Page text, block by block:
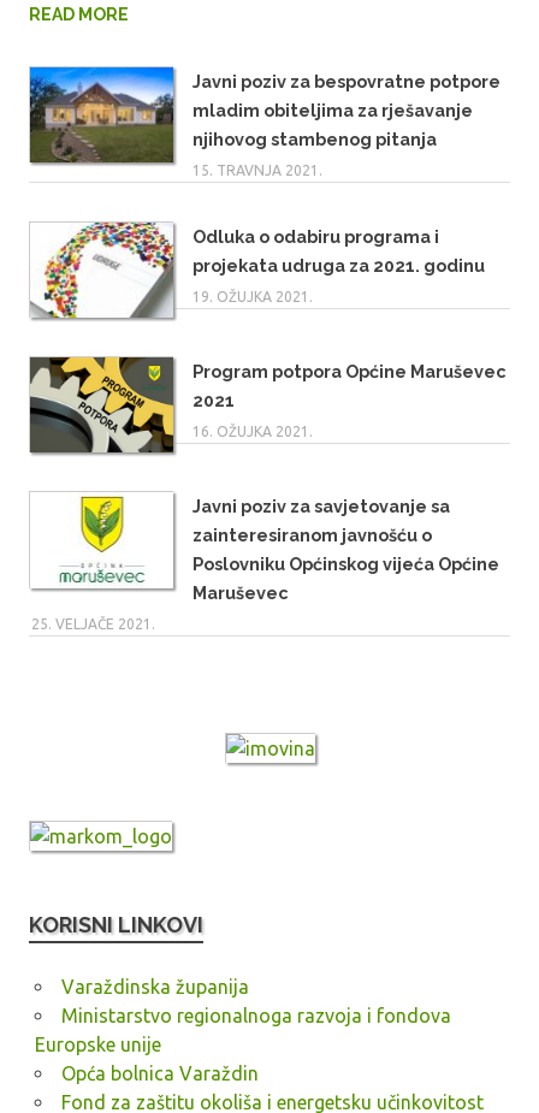
READ MORE
Javni poziv za bespovratne potpore
mladim obiteljima za rješavanje
njihovog stambenog pitanja
15. TRAVNJA 2021.
Odluka o odabiru programa i
projekata udruga za 2021. godinu
19. OŽUJKA 2021.
Program potpora Općine Maruševec
2021
16. OŽUJKA 2021.
Javni poziv za savjetovanje sa
zainteresiranom javnošću o
Poslovniku Općinskog vijeća Općine
Maruševec
25. VELJAČE 2021.
KORISNI LINKOVI
Varaždinska županija
Ministarstvo regionalnoga razvoja i fondova
Europske unije
Opća bolnica Varaždin
Fond za zaštitu okoliša i energetsku učinkovitost